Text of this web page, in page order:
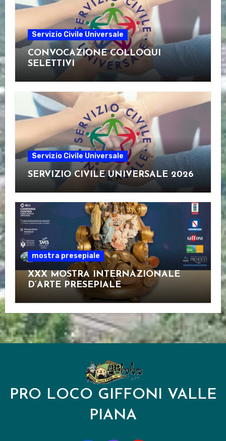
Servizio Civile Universale
CONVOCAZIONE COLLOQUI
SELETTIVI
Servizio Civile Universale
SERVIZIO CIVILE UNIVERSALE 2026
mostra presepiale
XXX MOSTRA INTERNAZIONALE
D’ARTE PRESEPIALE
PRO LOCO GIFFONI VALLE
PIANA